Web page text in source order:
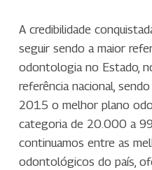
A credibilidade
seguir sendo a maior
odontologia no Estado,
referência nacional,
2015 o melhor plano
categoria de 20.000 a
continuamos entre as
odontológicos do país,